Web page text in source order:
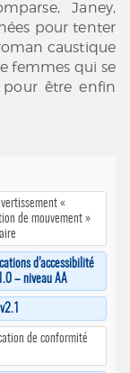
Janey,
pour tenter
caustique
femmes qui se
pour être enfin
«
de mouvement »
d’accessibilité
– niveau AA
de conformité